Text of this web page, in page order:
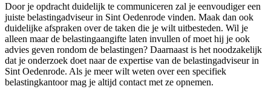
Door je opdracht duidelijk te communiceren zal je eenvoudiger een
juiste belastingadviseur in Sint Oedenrode vinden. Maak dan ook
duidelijke afspraken over de taken die je wilt uitbesteden. Wil je
alleen maar de belastingaangifte laten invullen of moet hij je ook
advies geven rondom de belastingen? Daarnaast is het noodzakelijk
dat je onderzoek doet naar de expertise van de belastingadviseur in
Sint Oedenrode. Als je meer wilt weten over een specifiek
belastingkantoor mag je altijd contact met ze opnemen.